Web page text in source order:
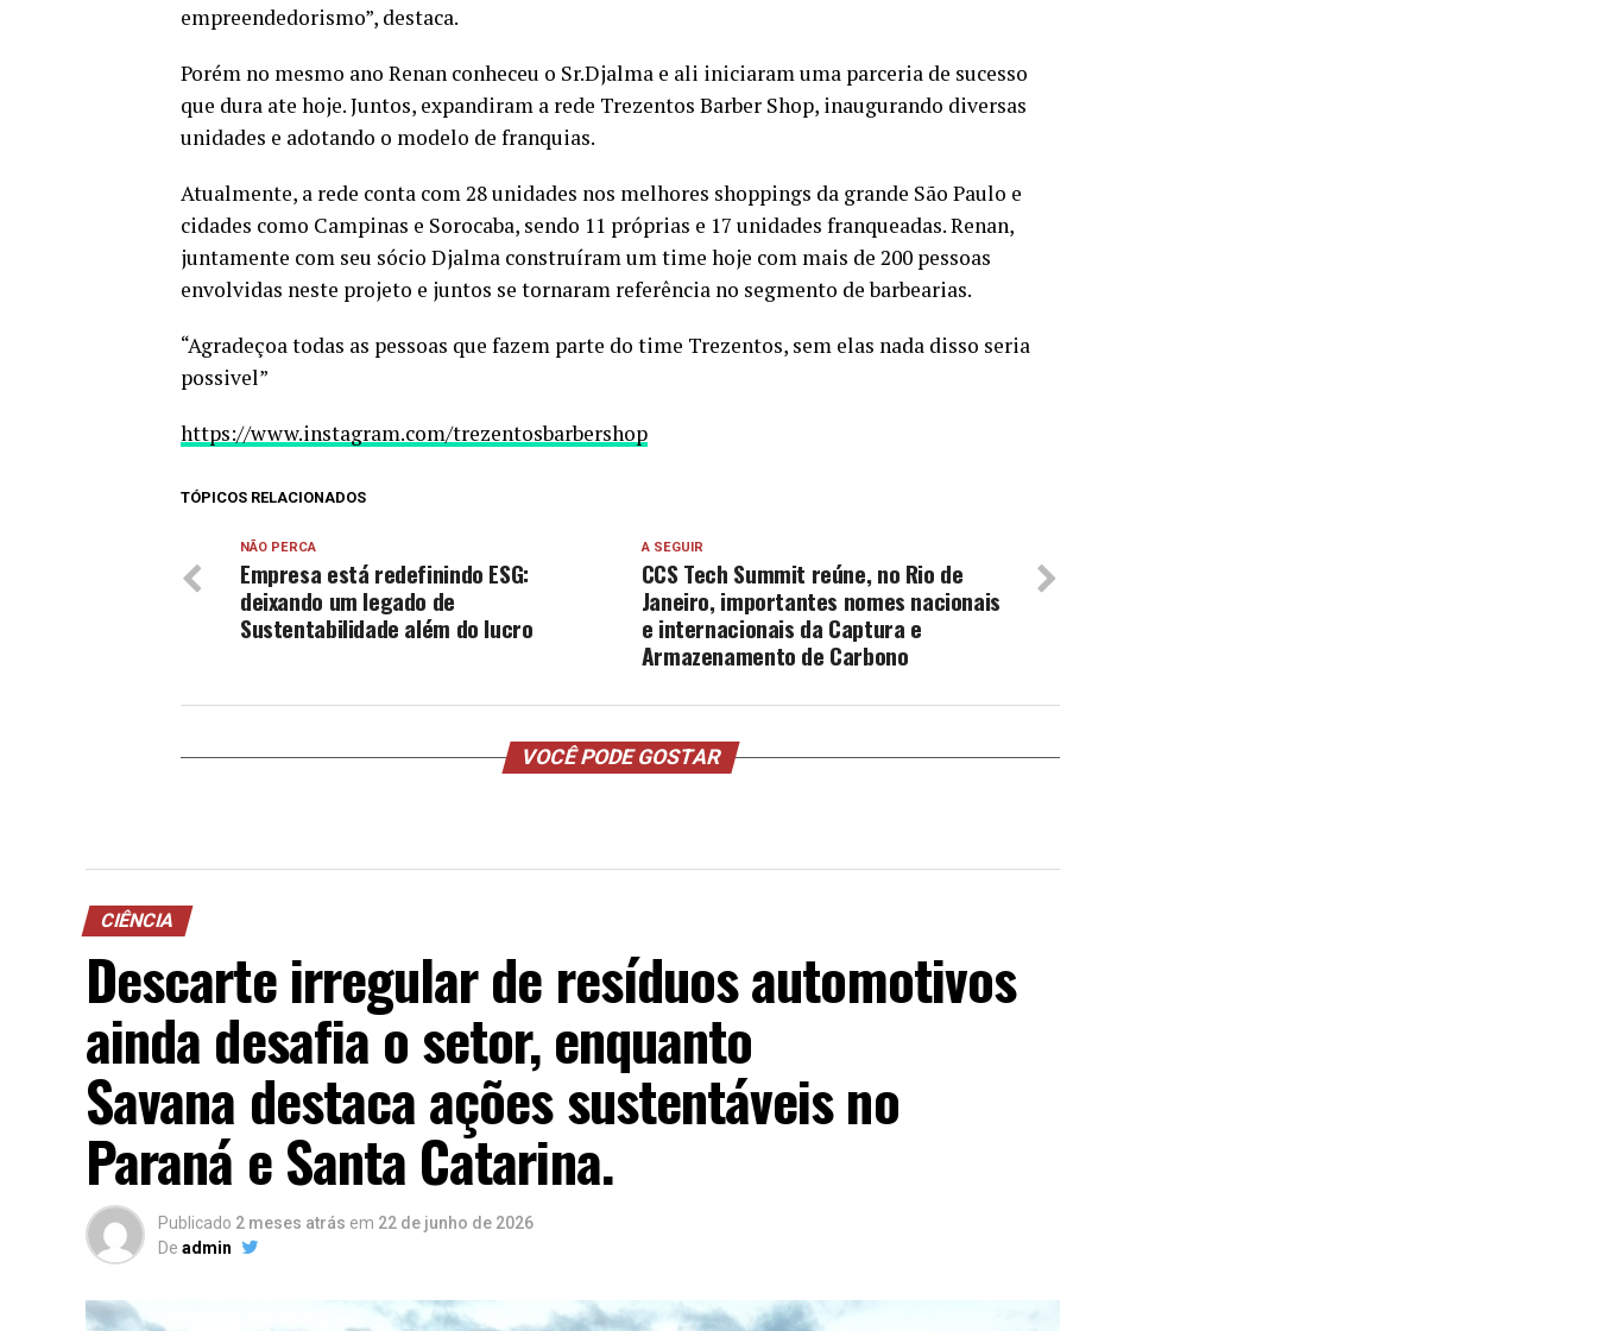
empreendedorismo”, destaca.
Porém no mesmo ano Renan conheceu o Sr.Djalma e ali iniciaram uma parceria de sucesso
que dura ate hoje. Juntos, expandiram a rede Trezentos Barber Shop, inaugurando diversas
unidades e adotando o modelo de franquias.
Atualmente, a rede conta com 28 unidades nos melhores shoppings da grande São Paulo e
cidades como Campinas e Sorocaba, sendo 11 próprias e 17 unidades franqueadas. Renan,
juntamente com seu sócio Djalma construíram um time hoje com mais de 200 pessoas
envolvidas neste projeto e juntos se tornaram referência no segmento de barbearias.
“Agradeçoa todas as pessoas que fazem parte do time Trezentos, sem elas nada disso seria
possivel”
https://www.instagram.com/trezentosbarbershop
TÓPICOS RELACIONADOS
A SEGUIR
CCS Tech Summit reúne, no Rio de
Janeiro, importantes nomes nacionais
e internacionais da Captura e
Armazenamento de Carbono
NÃO PERCA
Empresa está redefinindo ESG:
deixando um legado de
Sustentabilidade além do lucro
VOCÊ PODE GOSTAR
CIÊNCIA
Descarte irregular de resíduos automotivos
ainda desafia o setor, enquanto
Savana destaca ações sustentáveis no
Paraná e Santa Catarina.
Publicado 2 meses atrás em 22 de junho de 2026
De admin